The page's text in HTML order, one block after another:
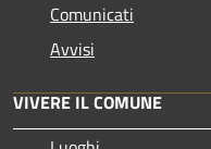
Comunicati
Avvisi
VIVERE IL COMUNE